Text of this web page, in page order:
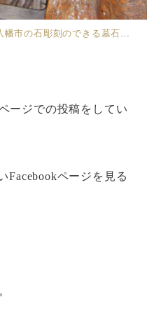
市の石彫刻のできる墓石店
ージでの投稿をしてい
Facebookページを見る